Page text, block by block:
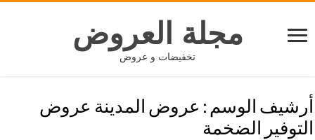
مجلة العروض
تخفيضات و عروض
أرشيف الوسم : عروض المدينة عروض
التوفير الضخمة